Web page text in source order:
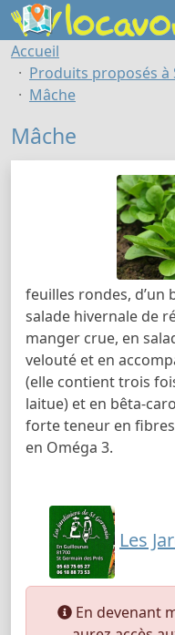
Accueil
Produits proposés à
Mâche
Mâche
feuilles rondes, d’un
salade hivernale de
manger crue, en
velouté et en
(elle contient trois
laitue) et en bêta-
forte teneur en
en Oméga 3.
Les
En devenant